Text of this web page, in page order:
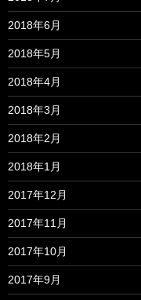
2018年6月
2018年5月
2018年4月
2018年3月
2018年2月
2018年1月
2017年12月
2017年11月
2017年10月
2017年9月